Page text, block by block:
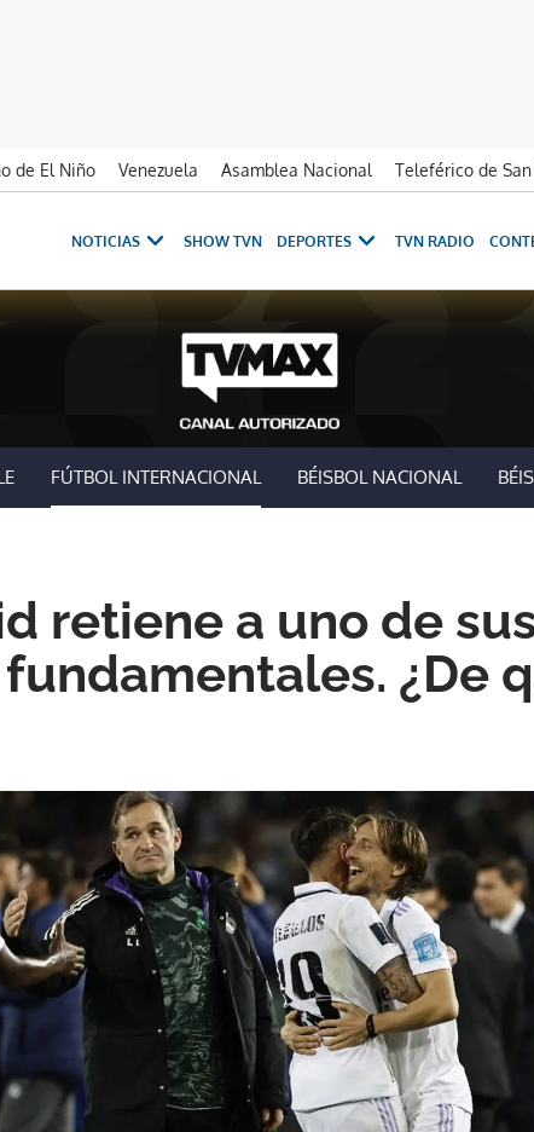
de El Niño Venezuela Asamblea Nacional Teleférico de
NOTICIAS SHOW TVN DEPORTES TVN RADIO
FÚTBOL INTERNACIONAL BÉISBOL NACIONAL
retiene a uno de
¿De